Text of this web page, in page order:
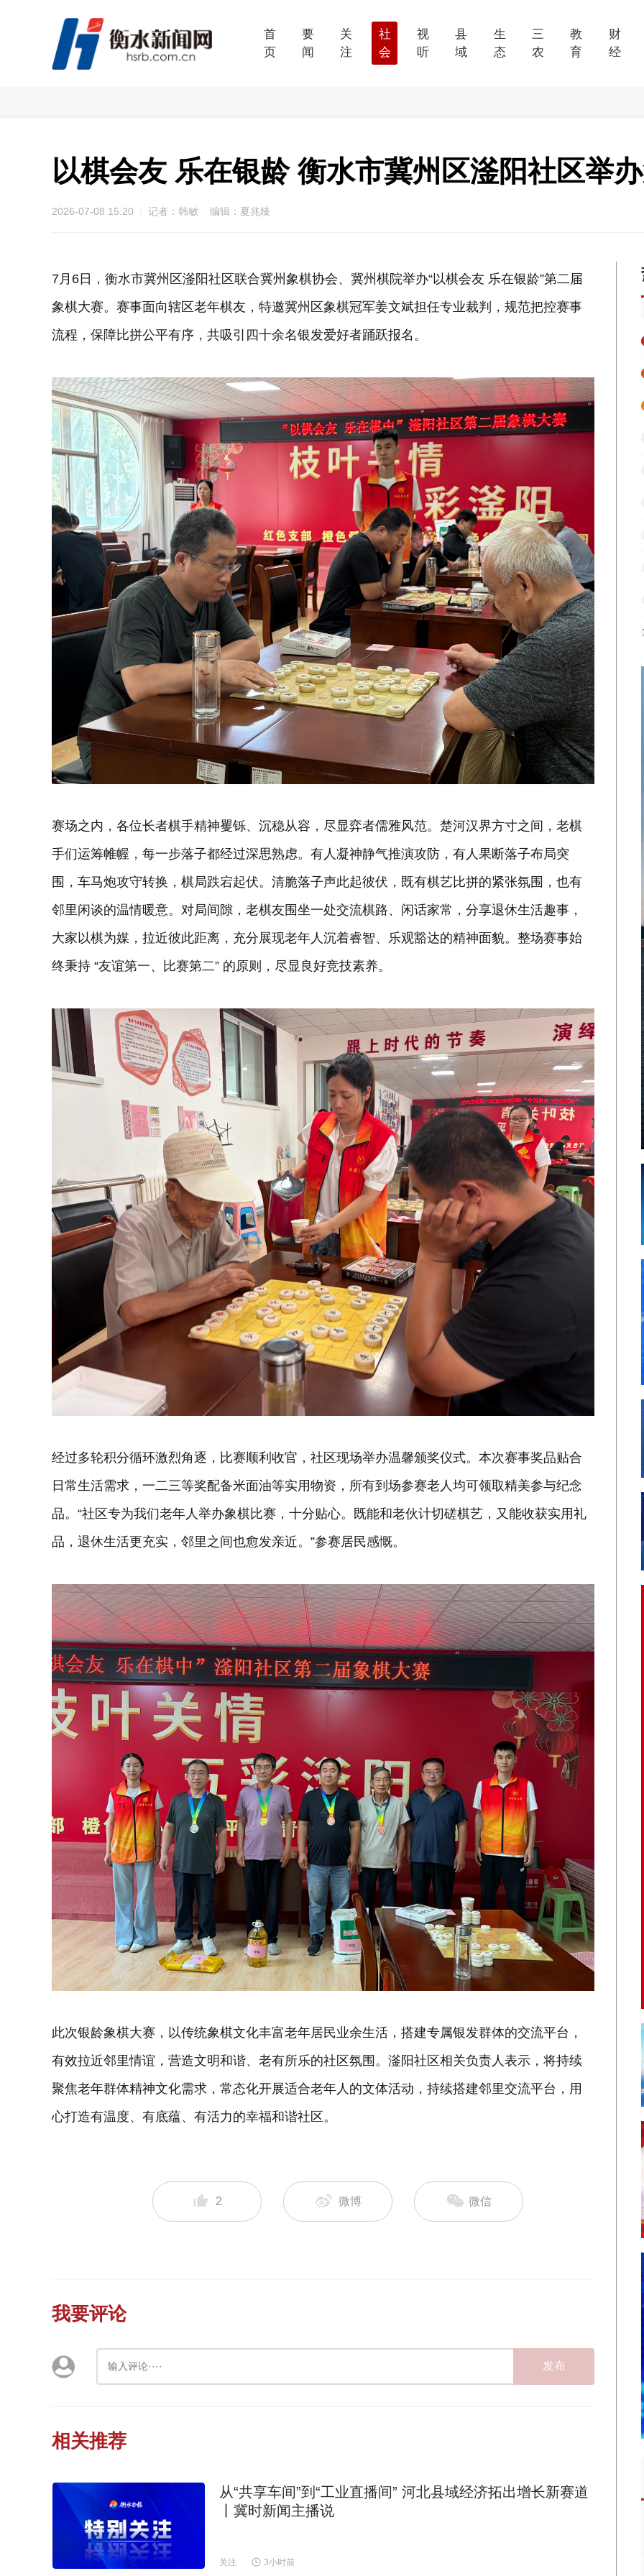
首
页
要
闻
关
注
社
会
视
听
县
域
生
态
三
农
教
育
财
经
以棋会友 乐在银龄 衡水市冀州区滏阳社区举
2026-07-08 15:20 记者：韩敏 编辑：夏兆臻
7月6日，衡水市冀州区滏阳社区联合冀州象棋协会、冀州棋院举办“以棋会友 乐在银龄”第二届
象棋大赛。赛事面向辖区老年棋友，特邀冀州区象棋冠军姜文斌担任专业裁判，规范把控赛事
流程，保障比拼公平有序，共吸引四十余名银发爱好者踊跃报名。
赛场之内，各位长者棋手精神矍铄、沉稳从容，尽显弈者儒雅风范。楚河汉界方寸之间，老棋
手们运筹帷幄，每一步落子都经过深思熟虑。有人凝神静气推演攻防，有人果断落子布局突
围，车马炮攻守转换，棋局跌宕起伏。清脆落子声此起彼伏，既有棋艺比拼的紧张氛围，也有
邻里闲谈的温情暖意。对局间隙，老棋友围坐一处交流棋路、闲话家常，分享退休生活趣事，
大家以棋为媒，拉近彼此距离，充分展现老年人沉着睿智、乐观豁达的精神面貌。整场赛事始
终秉持 “友谊第一、比赛第二” 的原则，尽显良好竞技素养。
经过多轮积分循环激烈角逐，比赛顺利收官，社区现场举办温馨颁奖仪式。本次赛事奖品贴合
日常生活需求，一二三等奖配备米面油等实用物资，所有到场参赛老人均可领取精美参与纪念
品。“社区专为我们老年人举办象棋比赛，十分贴心。既能和老伙计切磋棋艺，又能收获实用礼
品，退休生活更充实，邻里之间也愈发亲近。”参赛居民感慨。
此次银龄象棋大赛，以传统象棋文化丰富老年居民业余生活，搭建专属银发群体的交流平台，
有效拉近邻里情谊，营造文明和谐、老有所乐的社区氛围。滏阳社区相关负责人表示，将持续
聚焦老年群体精神文化需求，常态化开展适合老年人的文体活动，持续搭建邻里交流平台，用
心打造有温度、有底蕴、有活力的幸福和谐社区。
2 微博 微信
我要评论
发布
相关推荐
从“共享车间”到“工业直播间” 河北县域经济拓出增长新赛道
丨冀时新闻主播说
关注 3小时前